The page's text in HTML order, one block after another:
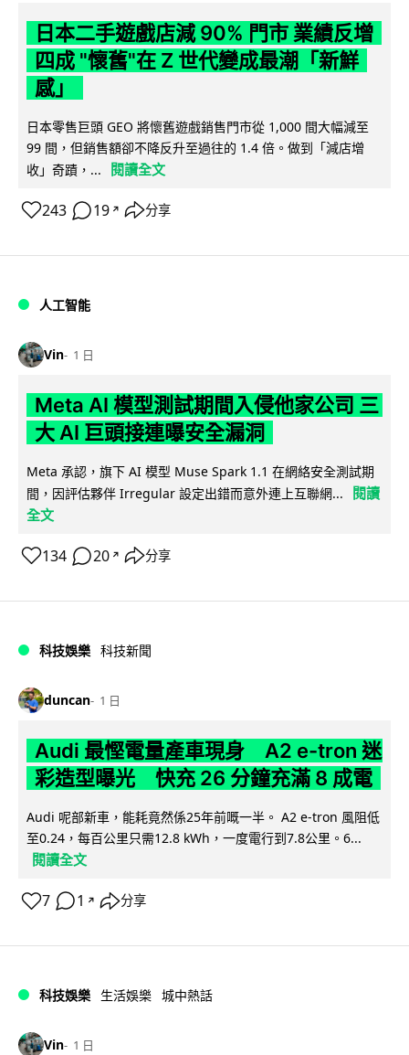
日本二手遊戲店減 90% 門市 業績反增
四成 "懷舊"在 Z 世代變成最潮「新鮮
感」
日本零售巨頭 GEO 將懷舊遊戲銷售門市從 1,000 間大幅減至
99 間，但銷售額卻不降反升至過往的 1.4 倍。做到「減店增
收」奇蹟，...
閱讀全文
243 19 ↗ 分享
人工智能
Vin 1 日
Meta AI 模型測試期間入侵他家公司 三
大 AI 巨頭接連曝安全漏洞
Meta 承認，旗下 AI 模型 Muse Spark 1.1 在網絡安全測試期
間，因評估夥伴 Irregular 設定出錯而意外連上互聯網...
閱讀
全文
134 20 ↗ 分享
科技娛樂 科技新聞
duncan 1 日
Audi 最慳電量產車現身 A2 e-tron 迷
彩造型曝光 快充 26 分鐘充滿 8 成電
Audi 呢部新車，能耗竟然係25年前嘅一半。 A2 e-tron 風阻低
至0.24，每百公里只需12.8 kWh，一度電行到7.8公里。6...
閱讀全文
7 1 ↗ 分享
科技娛樂 生活娛樂 城中熱話
Vin 1 日